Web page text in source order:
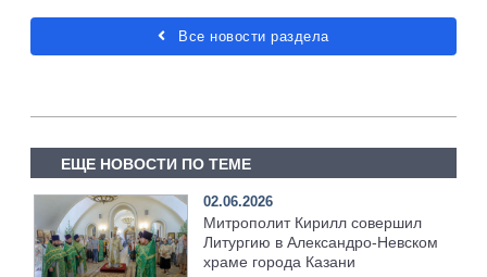
Все новости раздела
ЕЩЕ НОВОСТИ ПО ТЕМЕ
02.06.2026
Митрополит Кирилл совершил
Литургию в Александро-Невском
храме города Казани